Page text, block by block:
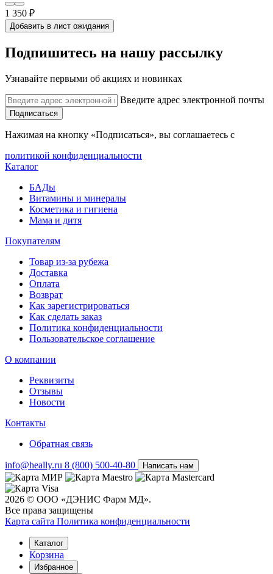
1 350 ₽
Добавить в лист ожидания
Подпишитесь на нашу рассылку
Узнавайте первыми об акциях и новинках
Введите адрес электронной почты
Подписаться
Нажимая на кнопку «Подписаться», вы соглашаетесь с
политикой конфиденциальности
Каталог
БАДы
Витамины и минералы
Косметика и гигиена
Мама и дитя
Покупателям
Товар из-за рубежа
Доставка
Оплата
Возврат
Как зарегистрироваться
Как сделать заказ
Политика конфиденциальности
Пользовательское соглашение
О компании
Реквизиты
Отзывы
Новости
Контакты
Обратная связь
info@heally.ru 8 (800) 500-40-80 Написать нам
2026 © ООО «ДЭНИС Фарм МД».
Все права защищены
Карта сайта Политика конфиден­циальности
Каталог
Корзина
Избранное